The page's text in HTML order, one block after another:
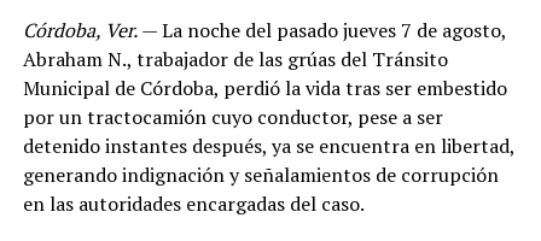
Córdoba, Ver.— La noche del pasado jueves 7 de agosto,
Abraham N., trabajador de las grúas del Tránsito
Municipal de Córdoba, perdió la vida tras ser embestido
por un tractocamión cuyo conductor, pese a ser
detenido instantes después, ya se encuentra en libertad,
generando indignación y señalamientos de corrupción
en las autoridades encargadas del caso.